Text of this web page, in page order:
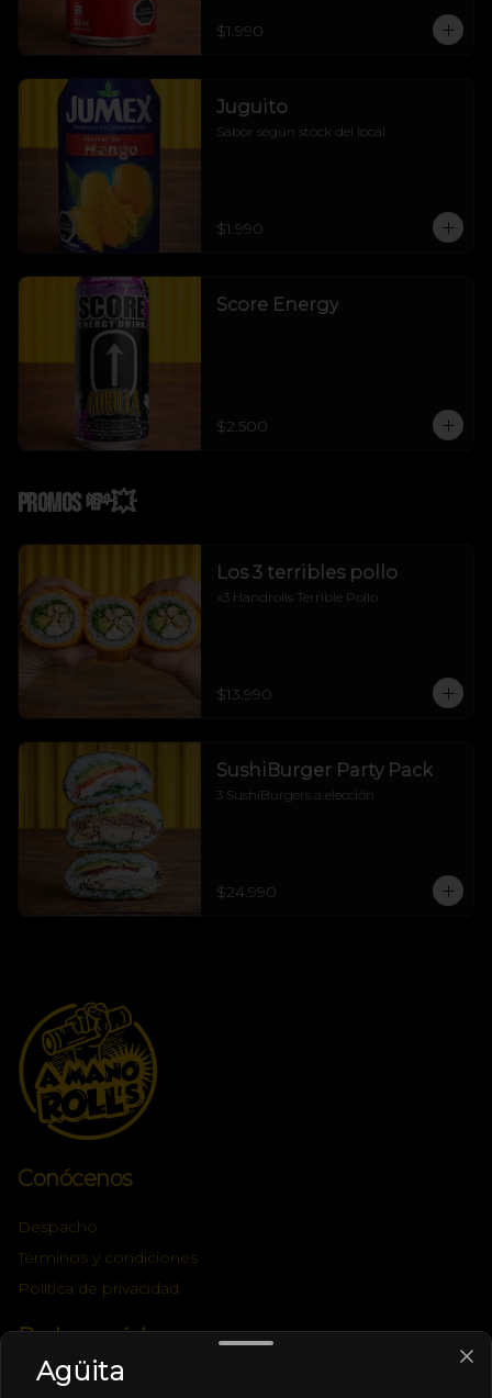
$1.990
Juguito
Sabor según stock del local
$1.990
Score Energy
$2.500
Promos 💸💥
Los 3 terribles pollo
x3 Handrolls Terrible Pollo
$13.990
SushiBurger Party Pack
3 SushiBurgers a elección
$24.990
Conócenos
Despacho
Términos y condiciones
Política de privacidad
Redes sociales
Instagram
Agüita